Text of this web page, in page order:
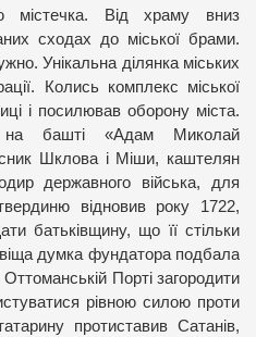
містечка. Від храму вниз
сходах до міської брами.
Унікальна ділянка міських
Колись комплекс міської
і посилював оборону міста.
на башті «Адам Миколай
Шклова і Міши, каштелян
державного війська, для
відновив року 1722,
батьківщину, що її стільки
думка фундатора подбала
Оттоманській Портізагородити
рівною силою проти
протиставив Сатанів,